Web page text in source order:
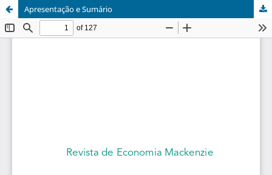
Apresentação e Sumário